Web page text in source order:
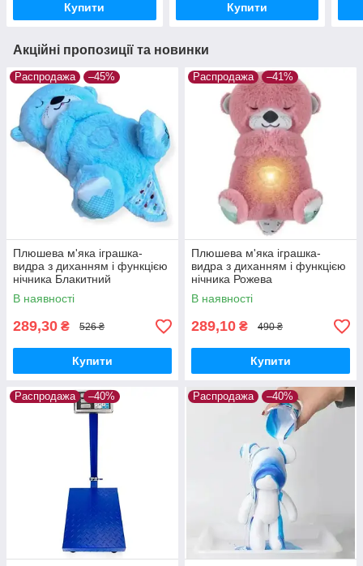
Купити Купити
Акційні пропозиції та новинки
Распродажа –45%
Плюшева м'яка іграшка-
видра з диханням і функцією
нічника Блакитний
В наявності
289,30 ₴ 526 ₴
Купити
Распродажа –41%
Плюшева м'яка іграшка-
видра з диханням і функцією
нічника Рожева
В наявності
289,10 ₴ 490 ₴
Купити
Распродажа –40% Распродажа –40%